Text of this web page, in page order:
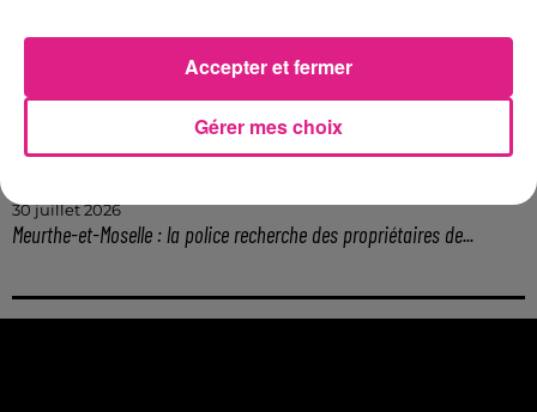
31 juillet 2026
Chalets de Noël solidaires : la ville de Metz lance un appel à...
31 juillet 2026
Vosges : les feux d’artifice de Gérardmer sont annulés
31 juillet 2026
30 juillet 2026
Meurthe-et-Moselle : la police recherche des propriétaires de...
Gérer mes choix
Accepter et fermer